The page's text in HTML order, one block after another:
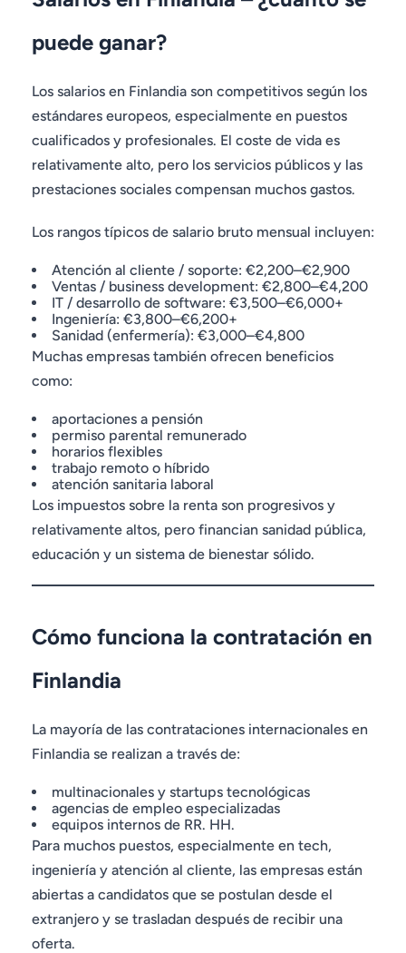
puede ganar?
Los salarios en Finlandia son competitivos según los
estándares europeos, especialmente en puestos
cualificados y profesionales. El coste de vida es
relativamente alto, pero los servicios públicos y las
prestaciones sociales compensan muchos gastos.
Los rangos típicos de salario bruto mensual incluyen:
Atención al cliente / soporte: €2,200–€2,900
Ventas / business development: €2,800–€4,200
IT / desarrollo de software: €3,500–€6,000+
Ingeniería: €3,800–€6,200+
Sanidad (enfermería): €3,000–€4,800
Muchas empresas también ofrecen beneficios
como:
aportaciones a pensión
permiso parental remunerado
horarios flexibles
trabajo remoto o híbrido
atención sanitaria laboral
Los impuestos sobre la renta son progresivos y
relativamente altos, pero financian sanidad pública,
educación y un sistema de bienestar sólido.
Cómo funciona la contratación en
Finlandia
La mayoría de las contrataciones internacionales en
Finlandia se realizan a través de:
multinacionales y startups tecnológicas
agencias de empleo especializadas
equipos internos de RR. HH.
Para muchos puestos, especialmente en tech,
ingeniería y atención al cliente, las empresas están
abiertas a candidatos que se postulan desde el
extranjero y se trasladan después de recibir una
oferta.